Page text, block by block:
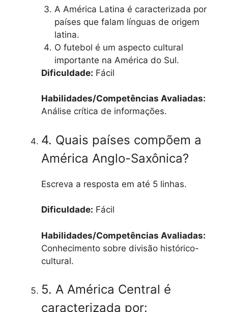
A América Latina é caracterizada por
países que falam línguas de origem
latina.
O futebol é um aspecto cultural
importante na América do Sul.
Dificuldade: Fácil
Habilidades/Competências Avaliadas:
Análise crítica de informações.
4. Quais países compõem a
América Anglo-Saxônica?
Escreva a resposta em até 5 linhas.
Dificuldade: Fácil
Habilidades/Competências Avaliadas:
Conhecimento sobre divisão histórico-
cultural.
5. A América Central é
caracterizada por: